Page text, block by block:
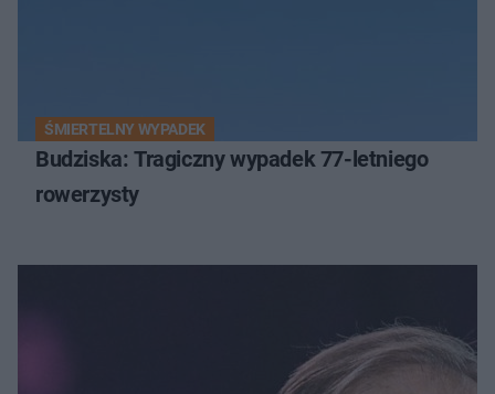
ŚMIERTELNY WYPADEK
Budziska: Tragiczny wypadek 77-letniego
rowerzysty